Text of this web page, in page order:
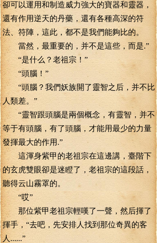
卻可以運用和制造威力強大的寶器和靈器，
還有作用逆天的丹藥，還有各種高深的符
法、符陣，這此，都不是我們能夠比的。
當然，最重要的，并不是這些，而是.”
“是什么？老祖宗！”
“頭腦！”
“頭腦？我們妖族開了靈智之后，并不比
人類差。”
“靈智跟頭腦是兩個概念，有靈智，并不
等于有頭腦，有了頭腦，才能用最少的力量
發揮最大的作用.”
這渾身紫甲的老祖宗在這邊講，臺階下
的玄虎雙眼卻是迷瞪了，老祖宗的這段話，
聽得云山霧罩的。
“哎”
那位紫甲老祖宗輕嘆了一聲，然后揮了
揮手，“去吧，先安排人找到那位奇異的客
人......”